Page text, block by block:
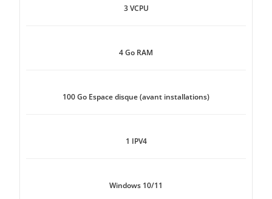
3 VCPU
4 Go RAM
100 Go Espace disque (avant installations)
1 IPV4
Windows 10/11